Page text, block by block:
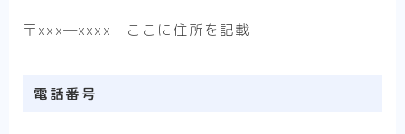
〒xxx―xxxx ここに住所を記載
電話番号